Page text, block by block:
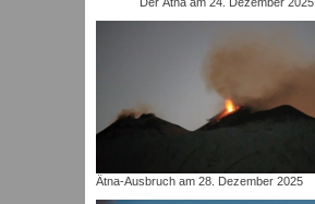
Ätna-Ausbruch am 28. Dezember 2025